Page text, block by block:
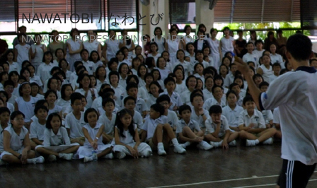
NAWATOBI / なわとび
NAWATOBI ROPESKIPPING JUMPROPE